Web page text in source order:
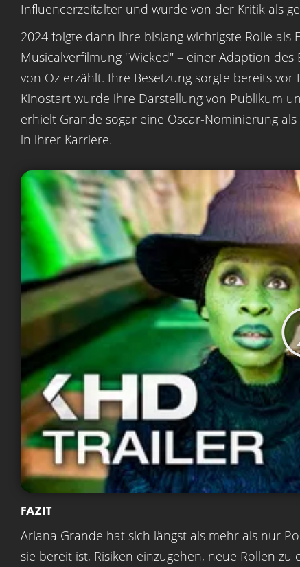
Influencerzeitalter und wurde von der Kritik als
2024 folgte dann ihre bislang wichtigste Rolle
Musicalverfilmung "Wicked" – einer Adaption
von Oz erzählt. Ihre Besetzung sorgte bereits
Kinostart wurde ihre Darstellung von Publikum
erhielt Grande sogar eine Oscar-Nominierung
in ihrer Karriere.
FAZIT
Ariana Grande hat sich längst als mehr als nur
sie bereit ist, Risiken einzugehen, neue Rollen